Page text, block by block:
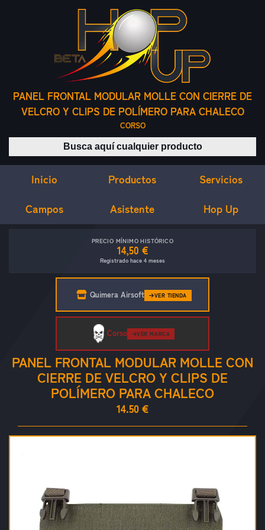
PANEL FRONTAL MODULAR MOLLE CON CIERRE DE
VELCRO Y CLIPS DE POLÍMERO PARA CHALECO
CORSO
Buscar productos
Inicio Productos Servicios
Campos Asistente Hop Up
PRECIO MÍNIMO HISTÓRICO
14,50 €
Registrado hace 4 meses
Quimera Airsoft VER TIENDA
PANEL FRONTAL MODULAR MOLLE CON
CIERRE DE VELCRO Y CLIPS DE
POLÍMERO PARA CHALECO
14.50 €
Corso VER MARCA